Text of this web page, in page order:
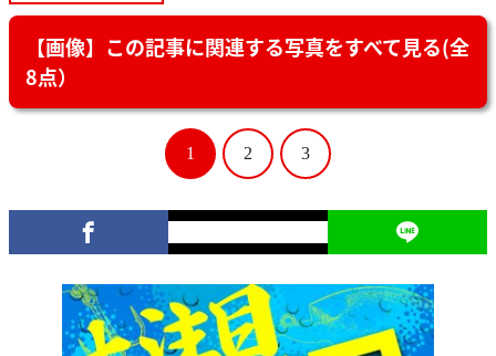
【画像】この記事に関連する写真をすべて見る(全
8点）
1 2 3